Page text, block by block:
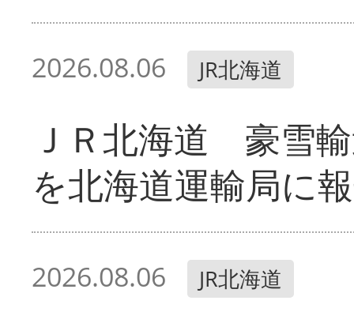
2026.08.06 JR北海道
ＪＲ北海道 豪雪
を北海道運輸局に
2026.08.06 JR北海道